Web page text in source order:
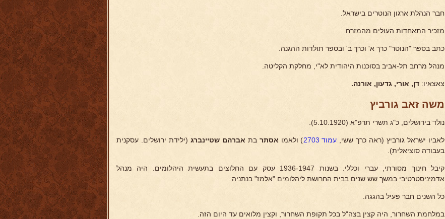
חבר הנהלת ארגון הנוטרים בישראל.
מזכיר התאחדות העולים מהמזרח.
כתב בספר "הנוטר" כרך א' וכרך ב' ובספר תולדות ההגנה.
מנהל מרחב תל-אביב בסוכנות היהודית לא"י, מחלקת הקליטה.
צאצאיו: דן, אורי, גדעון, אורנה.
משה זאב גורביץ
נולד בירושלים, כ"ג תשרי תרפ"א (5.10.1920).
לאביו ישראל גורביץ (ראה כרך ששי, עמוד 2703 ) ולאמו אסתר בת אברהם שטיינברג (ילידת ירושלים. עסקנית
בעבודה סוציאלית).
קיבל חינוך מסורתי, עברי וכללי. בשנות 1936-1947 עסק עם החלוצים בתעשית היהלומים. היה מנהל
אדמיניסטרטיבי במשך שש שנים בבית החרושת ליהלומים "אלמז" בנתניה.
כל השנים חבר פעיל בהגגה.
במלחמת השחרור, היה קצין בצה"ל בכל תקופת השחרור, וקצין מלואים עד היום הזה.